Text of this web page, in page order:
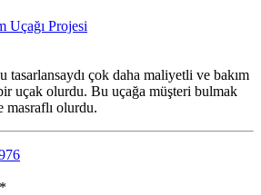
Uçağı Projesi
tasarlansaydı çok daha maliyetli ve bakım
uçak olurdu. Bu uçağa müşteri bulmak
olurdu.